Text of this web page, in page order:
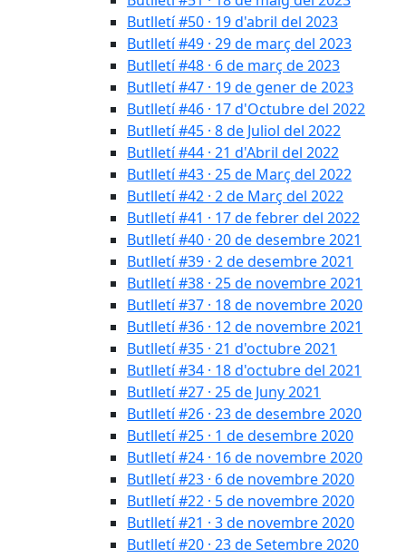
Butlletí #50 · 19 d'abril del 2023
Butlletí #49 · 29 de març del 2023
Butlletí #48 · 6 de març de 2023
Butlletí #47 · 19 de gener de 2023
Butlletí #46 · 17 d'Octubre del 2022
Butlletí #45 · 8 de Juliol del 2022
Butlletí #44 · 21 d'Abril del 2022
Butlletí #43 · 25 de Març del 2022
Butlletí #42 · 2 de Març del 2022
Butlletí #41 · 17 de febrer del 2022
Butlletí #40 · 20 de desembre 2021
Butlletí #39 · 2 de desembre 2021
Butlletí #38 · 25 de novembre 2021
Butlletí #37 · 18 de novembre 2020
Butlletí #36 · 12 de novembre 2021
Butlletí #35 · 21 d'octubre 2021
Butlletí #34 · 18 d'octubre del 2021
Butlletí #27 · 25 de Juny 2021
Butlletí #26 · 23 de desembre 2020
Butlletí #25 · 1 de desembre 2020
Butlletí #24 · 16 de novembre 2020
Butlletí #23 · 6 de novembre 2020
Butlletí #22 · 5 de novembre 2020
Butlletí #21 · 3 de novembre 2020
Butlletí #20 · 23 de Setembre 2020